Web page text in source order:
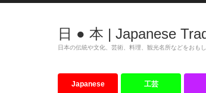
日 ● 本 | Japanese
日本の伝統や文化、芸術、料理、観光名所などをおも
Japanese 工芸